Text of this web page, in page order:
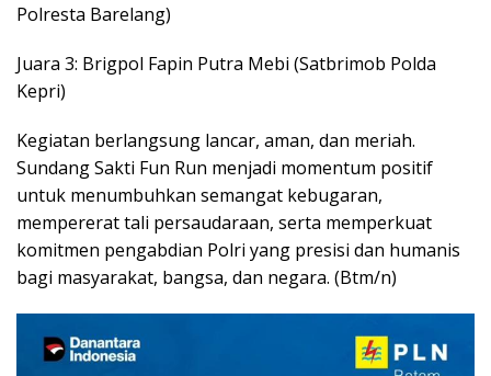
Polresta Barelang)
Juara 3: Brigpol Fapin Putra Mebi (Satbrimob Polda
Kepri)
Kegiatan berlangsung lancar, aman, dan meriah.
Sundang Sakti Fun Run menjadi momentum positif
untuk menumbuhkan semangat kebugaran,
mempererat tali persaudaraan, serta memperkuat
komitmen pengabdian Polri yang presisi dan humanis
bagi masyarakat, bangsa, dan negara. (Btm/n)